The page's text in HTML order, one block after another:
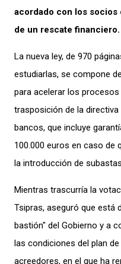
acordado con los socios
de un rescate financiero.
La nueva ley, de 970
estudiarlas, se compone
para acelerar los
trasposición de la
bancos, que incluye
100.000 euros en caso de
la introducción de
Mientras trascurría la
Tsipras, aseguró que está
bastión" del Gobierno y a
las condiciones del plan
acreedores, en el que ha